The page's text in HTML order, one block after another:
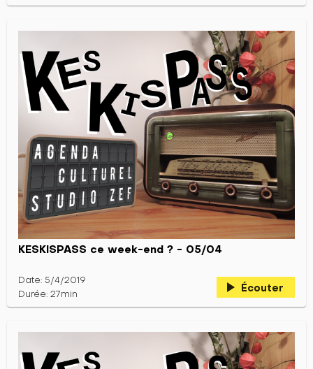
KESKISPASS ce week-end ? - 05/04
Date: 5/4/2019
Durée: 27min
play_arrow Écouter